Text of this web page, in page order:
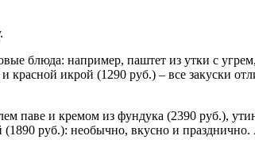
блюда: например, паштет из утки с
икрой (1290 руб.) – все закуски
паве и кремом из фундука (2390 руб.),
руб.): необычно, вкусно и